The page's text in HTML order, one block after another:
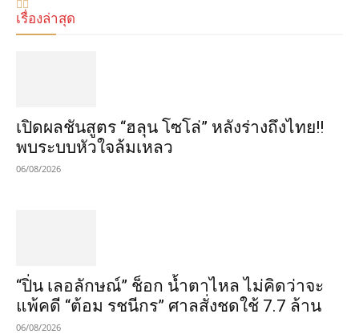
เรื่องล่าสุด
เปิดผลชันสูตร “ฮลุน โซโล่” หลังร่างถึงไทย!!
พบระบบหัวใจล้มเหลว
06/08/2026
“ปิ่น เลอลักษณ์” ช็อก น้ำตาไหล ไม่คิดว่าจะ
แพ้คดี “ต้อม รชนีกร” ศาลสั่งชดใช้ 7.7 ล้าน
06/08/2026